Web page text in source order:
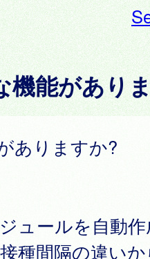
能があり
ありますか?
ュールを自動
種間隔の違い